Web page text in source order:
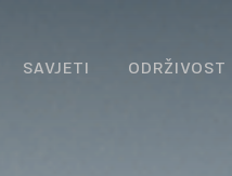
SAVJETI ODRŽIVOST